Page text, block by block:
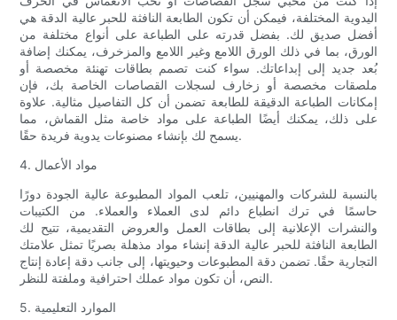
اليدوية المختلفة، فيمكن أن تكون الطابعة النافثة للحبر عالية الدقة هي
أفضل صديق لك. بفضل قدرته على الطباعة على أنواع مختلفة من
الورق، بما في ذلك الورق اللامع وغير اللامع والمزخرف، يمكنك إضافة
بُعد جديد إلى إبداعاتك. سواء كنت تصمم بطاقات تهنئة مخصصة أو
ملصقات مخصصة أو زخارف لسجلات القصاصات الخاصة بك، فإن
إمكانات الطباعة الدقيقة للطابعة تضمن أن كل التفاصيل مثالية. علاوة
على ذلك، يمكنك أيضًا الطباعة على مواد خاصة مثل القماش، مما
يسمح لك بإنشاء مصنوعات يدوية فريدة حقًا.
4. مواد الأعمال
بالنسبة للشركات والمهنيين، تلعب المواد المطبوعة عالية الجودة دورًا
حاسمًا في ترك انطباع دائم لدى العملاء والعملاء. من الكتيبات
والنشرات الإعلانية إلى بطاقات العمل والعروض التقديمية، تتيح لك
الطابعة النافثة للحبر عالية الدقة إنشاء مواد مذهلة بصريًا تمثل علامتك
التجارية حقًا. تضمن دقة المطبوعات وحيويتها، إلى جانب دقة إعادة إنتاج
النص، أن تكون مواد عملك احترافية وملفتة للنظر.
5. الموارد التعليمية